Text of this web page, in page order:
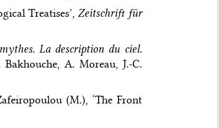
Treatises’, Zeitschrift für
La description du ciel.
Bakhouche, A. Moreau, J.-C.
(M.), ‘The Front